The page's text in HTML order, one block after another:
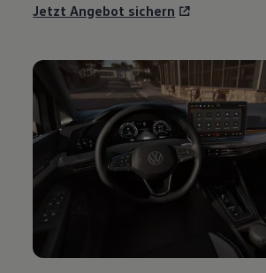
Handy und Fahrzeug
Vorgängermodelle
Kundeninformationen
Volkswagen
Warn- und
Assistenzsysteme
Digitale Betriebsanleitung
Live Beratung
Magazin
Lifestyle
Transport
Jetzt Angebot sichern